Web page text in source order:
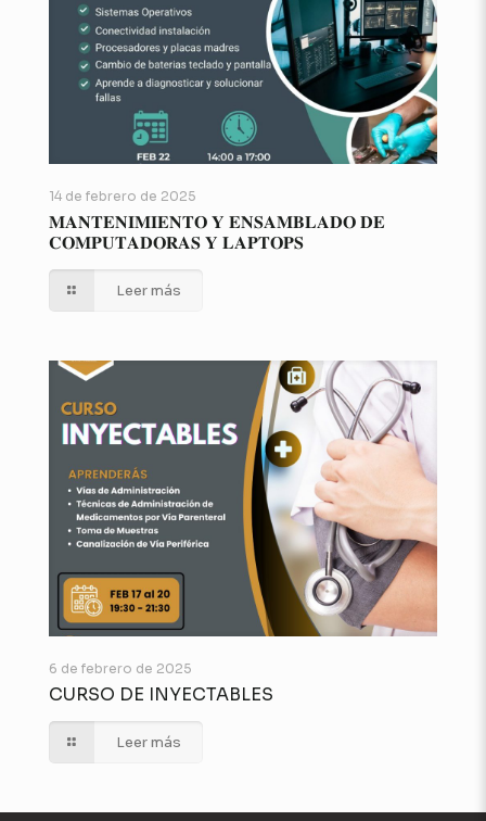
14 de febrero de 2025
𝐌𝐀𝐍𝐓𝐄𝐍𝐈𝐌𝐈𝐄𝐍𝐓𝐎 𝐘 𝐄𝐍𝐒𝐀𝐌𝐁𝐋𝐀𝐃𝐎 𝐃𝐄
𝐂𝐎𝐌𝐏𝐔𝐓𝐀𝐃𝐎𝐑𝐀𝐒 𝐘 𝐋𝐀𝐏𝐓𝐎𝐏𝐒
Leer más
6 de febrero de 2025
CURSO DE INYECTABLES
Leer más